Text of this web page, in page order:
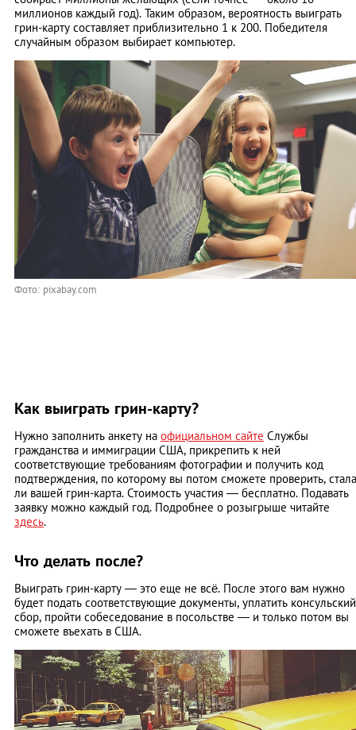
миллионов каждый год). Таким образом, вероятность выиграть
грин-карту составляет приблизительно 1 к 200. Победителя
случайным образом выбирает компьютер.
Фото: pixabay.com
Как выиграть грин-карту?
Нужно заполнить анкету на официальном сайте Службы
гражданства и иммиграции США, прикрепить к ней
соответствующие требованиям фотографии и получить код
подтверждения, по которому вы потом сможете проверить, стала
ли вашей грин-карта. Стоимость участия — бесплатно. Подавать
заявку можно каждый год. Подробнее о розыгрыше читайте
здесь.
Что делать после?
Выиграть грин-карту — это еще не всё. После этого вам нужно
будет подать соответствующие документы, уплатить консульский
сбор, пройти собеседование в посольстве — и только потом вы
сможете въехать в США.